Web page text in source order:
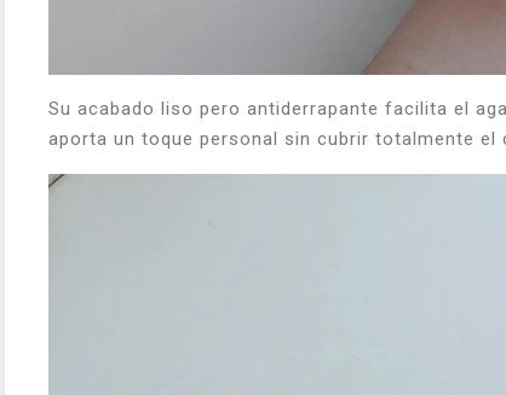
Su acabado liso pero antiderrapante facilita el
aporta un toque personal sin cubrir totalmente el